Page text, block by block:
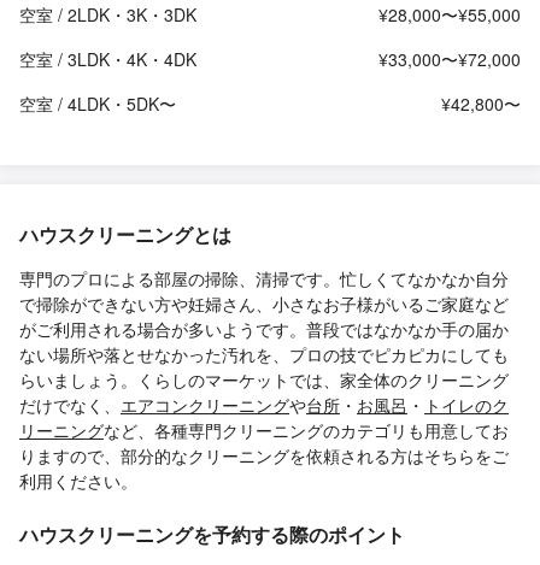
空室 / 2LDK・3K・3DK
¥28,000〜¥55,000
空室 / 3LDK・4K・4DK
¥33,000〜¥72,000
空室 / 4LDK・5DK〜
¥42,800〜
ハウスクリーニングとは
専門のプロによる部屋の掃除、清掃です。忙しくてなかなか自分
で掃除ができない方や妊婦さん、小さなお子様がいるご家庭など
がご利用される場合が多いようです。普段ではなかなか手の届か
ない場所や落とせなかった汚れを、プロの技でピカピカにしても
らいましょう。くらしのマーケットでは、家全体のクリーニング
だけでなく、 エアコンクリーニングや台所 ・ お風呂 ・ トイレのク
リーニングなど、各種専門クリーニングのカテゴリも用意してお
りますので、部分的なクリーニングを依頼される方はそちらをご
利用ください。
ハウスクリーニングを予約する際のポイント